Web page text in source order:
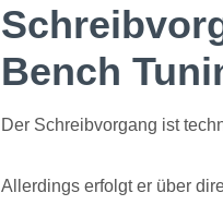
Bench
Der Schreibvorgang ist
Allerdings erfolgt er über